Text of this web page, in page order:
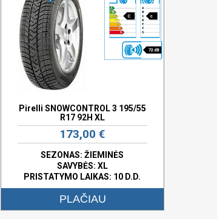
C c
72 dB
Pirelli SNOWCONTROL 3 195/55
R17 92H XL
173,00 €
SEZONAS: ŽIEMINĖS
SAVYBĖS: XL
PRISTATYMO LAIKAS: 10 D.D.
PLAČIAU